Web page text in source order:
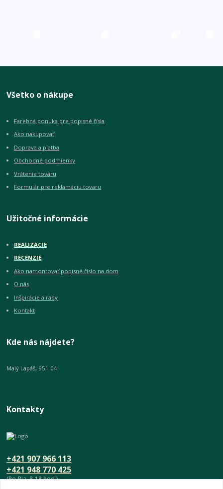
Všetko o nákupe
Farebná ponuka pre popisné čísla
Ako nakupovať
Doprava a platba
Obchodné podmienky
Vrátenie tovaru
Formulár pre reklamáciu tovaru
Užitočné informácie
REALIZÁCIE
RECENZIE
Ako namontovať popisné číslo na dom
O nás
Inšpirácie a rady
Kontakt
Kde nás nájdete?
Malý Lapáš, 951 04
Kontakty
+421 948 770 425
+421 907 966 113
(Po-Pia, 8-18 hod.)